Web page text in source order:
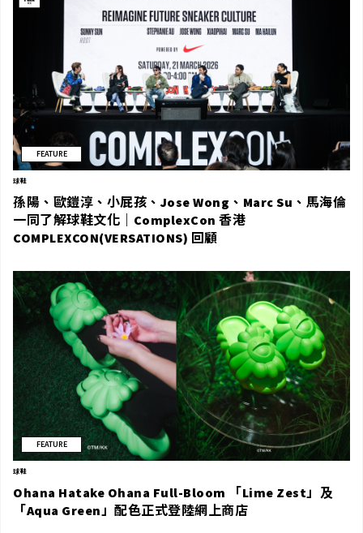
FEATURE
球鞋
孫陽、歐鎧淳、小屁孩、Jose Wong、Marc Su、馬海倫
一同了解球鞋文化｜ComplexCon 香港
COMPLEXCON(VERSATIONS) 回顧
FEATURE
球鞋
Ohana Hatake Ohana Full-Bloom 「Lime Zest」及
「Aqua Green」配色正式登陸網上商店